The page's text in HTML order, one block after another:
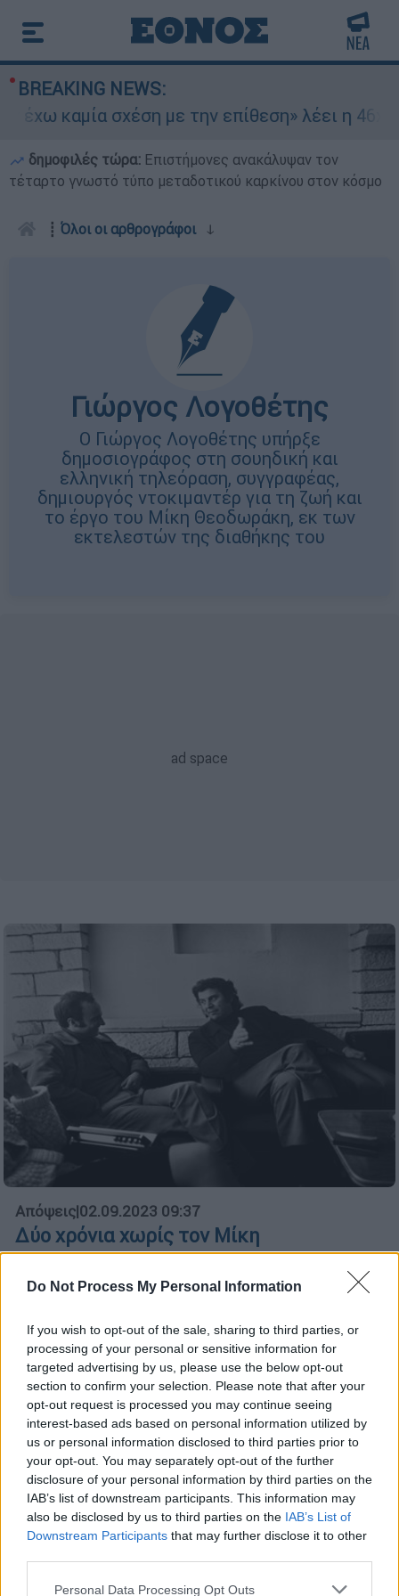
Do Not Process My Personal Information
If you wish to opt-out of the sale, sharing to third parties, or
processing of your personal or sensitive information for
targeted advertising by us, please use the below opt-out
section to confirm your selection. Please note that after your
opt-out request is processed you may continue seeing
interest-based ads based on personal information utilized by
us or personal information disclosed to third parties prior to
your opt-out. You may separately opt-out of the further
disclosure of your personal information by third parties on the
IAB’s list of downstream participants. This information may
also be disclosed by us to third parties on the IAB’s List of
Downstream Participants that may further disclose it to other
Please note that this website/app uses one or more Google
Personal Data Processing Opt Outs
BREAKING NEWS:
καμία σχέση με την επίθεση» λέει η
δημοφιλές τώρα: Επιστήμονες ανακάλυψαν τον
τέταρτο γνωστό τύπο μεταδοτικού καρκίνου στον κόσμο
┋ Όλοι οι αρθρογράφοιↆ
Γιώργος Λογοθέτης
Ο Γιώργος Λογοθέτης υπήρξε
δημοσιογράφος στη σουηδική και
ελληνική τηλεόραση, συγγραφέας,
δημιουργός ντοκιμαντέρ για τη ζωή και
το έργο του Μίκη Θεοδωράκη, εκ των
εκτελεστών της διαθήκης του
Απόψεις|02.09.2023 09:37
Δύο χρόνια χωρίς τον Μίκη
συμπορευτώ με τον Μίκη Θεοδωράκη. Θα
ζωής του, όπως τα έζησα»